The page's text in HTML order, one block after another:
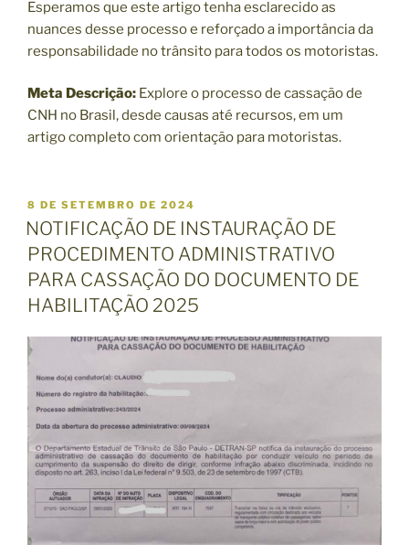
Esperamos que este artigo tenha esclarecido as
nuances desse processo e reforçado a importância da
responsabilidade no trânsito para todos os motoristas.
Meta Descrição: Explore o processo de cassação de
CNH no Brasil, desde causas até recursos, em um
artigo completo com orientação para motoristas.
P
U
B
L
C
A
O
E
M
8 DE SETEMBRO DE 2024
NOTIFICAÇÃO DE INSTAURAÇÃO DE
PROCEDIMENTO ADMINISTRATIVO
PARA CASSAÇÃO DO DOCUMENTO DE
HABILITAÇÃO 2025